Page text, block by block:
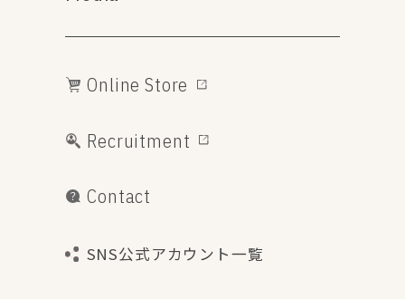
Online Store
Recruitment
Contact
SNS公式アカウント一覧